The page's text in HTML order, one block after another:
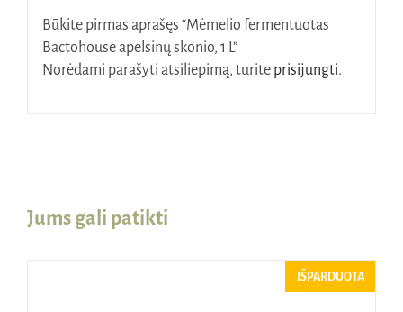
Būkite pirmas aprašęs “Mėmelio fermentuotas
Bactohouse apelsinų skonio, 1 L”
Norėdami parašyti atsiliepimą, turite prisijungti.
Jums gali patikti
IŠPARDUOTA